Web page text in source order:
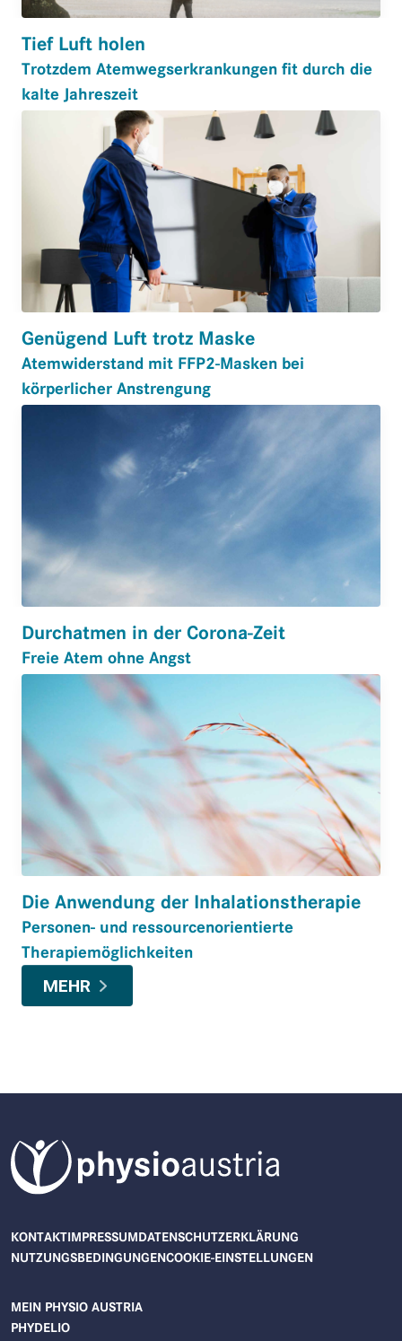
Tief Luft holen
Trotzdem Atemwegserkrankungen fit durch die
kalte Jahreszeit
Genügend Luft trotz Maske
Atemwiderstand mit FFP2-Masken bei
körperlicher Anstrengung
Durchatmen in der Corona-Zeit
Freie Atem ohne Angst
Die Anwendung der Inhalations­therapie
Personen- und ressourcenorientierte
Therapiemöglichkeiten
MEHR
FUSSZEILENMENÜ
KONTAKTIMPRESSUMDATENSCHUTZERKLÄRUNG
NUTZUNGSBEDINGUNGENCOOKIE-EINSTELLUNGEN
BENUTZERMENÜ
MEIN PHYSIO AUSTRIA
PHYDELIO